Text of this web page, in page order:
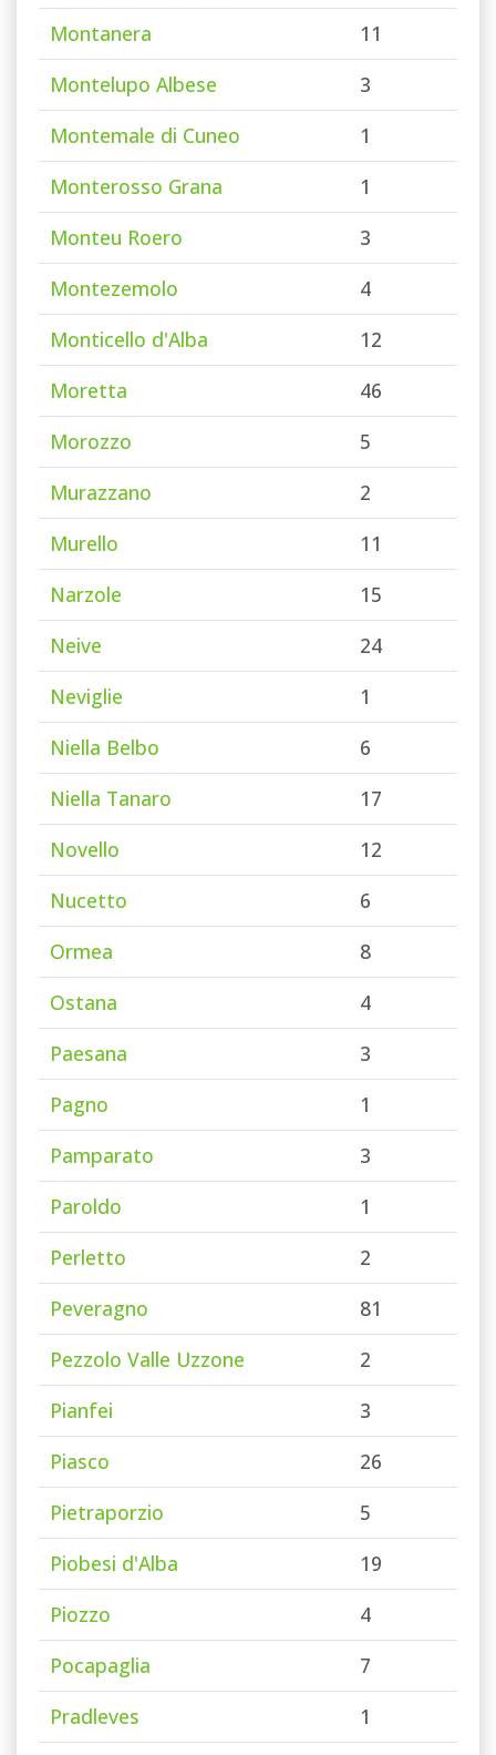
Montanera
11
Montelupo Albese
3
Montemale di Cuneo
1
Monterosso Grana
1
Monteu Roero
3
Montezemolo
4
Monticello d'Alba
12
Moretta
46
Morozzo
5
Murazzano
2
Murello
11
Narzole
15
Neive
24
Neviglie
1
Niella Belbo
6
Niella Tanaro
17
Novello
12
Nucetto
6
Ormea
8
Ostana
4
Paesana
3
Pagno
1
Pamparato
3
Paroldo
1
Perletto
2
Peveragno
81
Pezzolo Valle Uzzone
2
Pianfei
3
Piasco
26
Pietraporzio
5
Piobesi d'Alba
19
Piozzo
4
Pocapaglia
7
Pradleves
1